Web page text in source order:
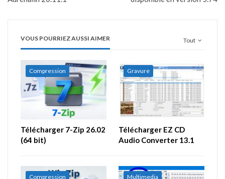
Tout
VOUS POURRIEZ AUSSI AIMER
Compression
Télécharger 7-Zip 26.02
(64 bit)
Gravure
Télécharger EZ CD
Audio Converter 13.1
Compression Multimedia